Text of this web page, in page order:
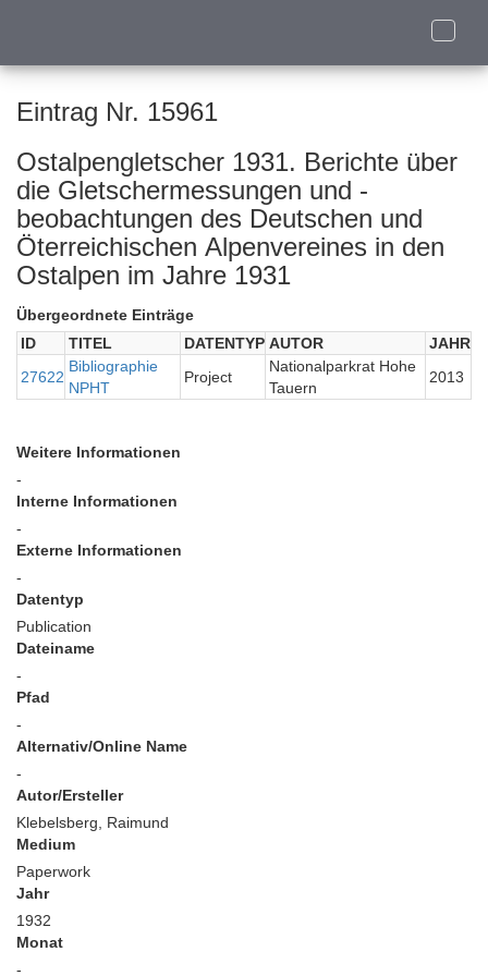
Toggle
Eintrag Nr. 15961
Ostalpengletscher 1931. Berichte über
die Gletschermessungen und -
beobachtungen des Deutschen und
Öterreichischen Alpenvereines in den
Ostalpen im Jahre 1931
Übergeordnete Einträge
ID
TITEL DATENTYP AUTOR
JAHR
27622
Bibliographie
NPHT
Project
Nationalparkrat Hohe
Tauern
2013
Weitere Informationen
-
Interne Informationen
-
Externe Informationen
-
Datentyp
Publication
Dateiname
-
Pfad
-
Alternativ/Online Name
-
Autor/Ersteller
Klebelsberg, Raimund
Medium
Paperwork
Jahr
1932
Monat
-